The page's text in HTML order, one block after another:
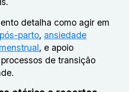
detalha como agir em
parto, ansiedade
, e apoio
de transição